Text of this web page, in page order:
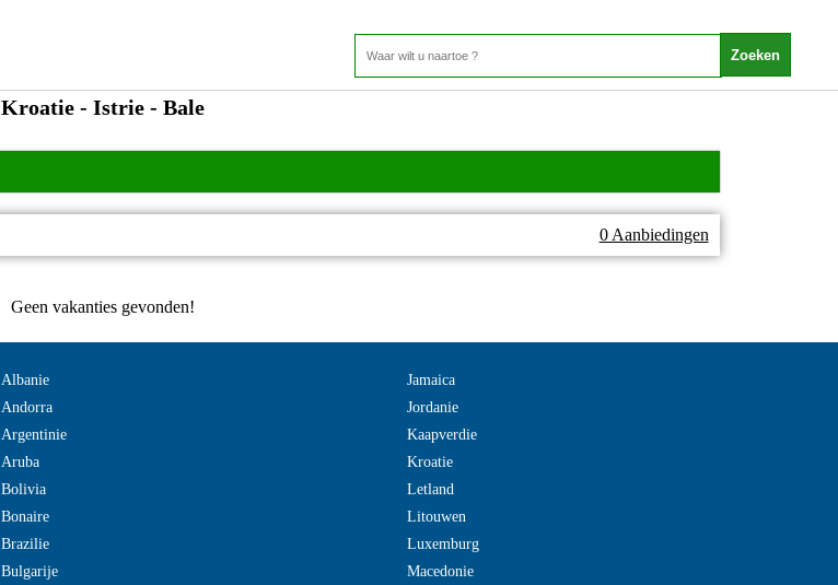
Kroatie - Istrie - Bale
0 Aanbiedingen
Geen vakanties gevonden!
Albanie
Andorra
Argentinie
Aruba
Bolivia
Bonaire
Brazilie
Bulgarije
Jamaica
Jordanie
Kaapverdie
Kroatie
Letland
Litouwen
Luxemburg
Macedonie